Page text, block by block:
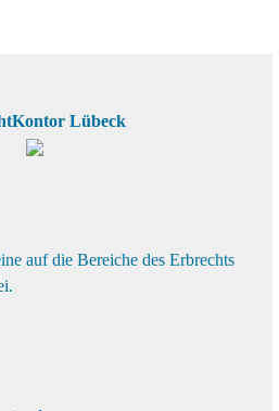
Lübeck
auf die Bereiche des Erbrechts